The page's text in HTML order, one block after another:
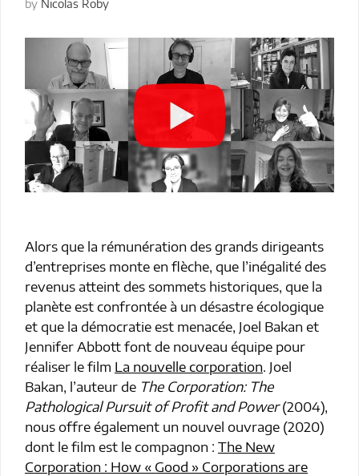
by Nicolas Roby
Alors que la rémunération des grands dirigeants
d’entreprises monte en flèche, que l’inégalité des
revenus atteint des sommets historiques, que la
planète est confrontée à un désastre écologique
et que la démocratie est menacée, Joel Bakan et
Jennifer Abbott font de nouveau équipe pour
réaliser le film La nouvelle corporation. Joel
Bakan, l’auteur de The Corporation: The
Pathological Pursuit of Profit and Power(2004),
nous offre également un nouvel ouvrage (2020)
dont le film est le compagnon : The New
Corporation : How « Good » Corporations are